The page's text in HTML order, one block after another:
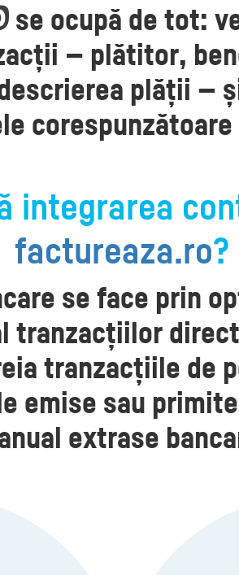
se ocupă de tot:
— plătitor,
plății —
integrarea
factureaza.ro?
se face prin
tranzacțiilor
tranzacțiile de
emise sau
extrase